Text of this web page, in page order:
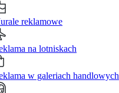
reklamowe
na lotniskach
w galeriach handlowych